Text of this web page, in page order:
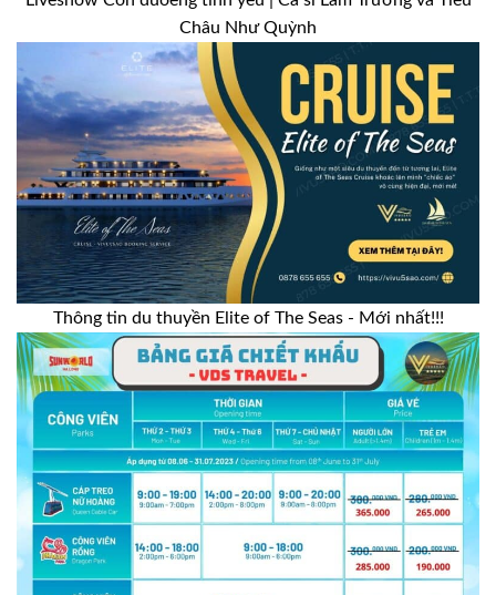
Châu Như Quỳnh
Thông tin du thuyền Elite of The Seas - Mới nhất!!!